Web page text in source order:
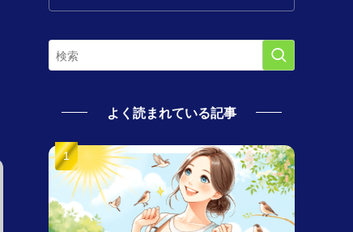
よく読まれている記事